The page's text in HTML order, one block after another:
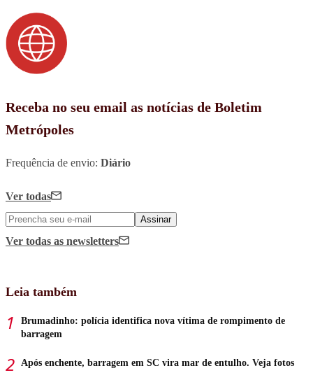
Receba no seu email as notícias de Boletim
Metrópoles
Frequência de envio: Diário
Ver todas
Assinar
Ver todas as newsletters
Leia também
Brumadinho: polícia identifica nova vítima de rompimento de
barragem
Após enchente, barragem em SC vira mar de entulho. Veja fotos